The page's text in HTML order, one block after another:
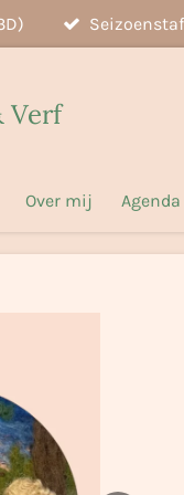
Verf
Over mij Agenda